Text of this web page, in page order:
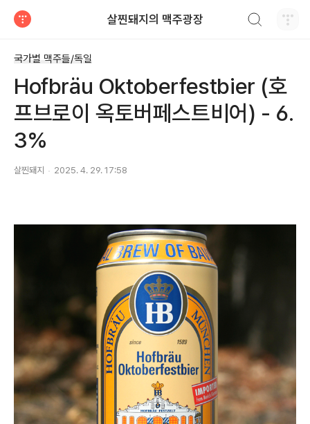
살찐돼지의 맥주광장
국가별 맥주들/독일
Hofbräu Oktoberfestbier (호
프브로이 옥토버페스트비어) - 6.
3%
살찐돼지 2025. 4. 29. 17:58